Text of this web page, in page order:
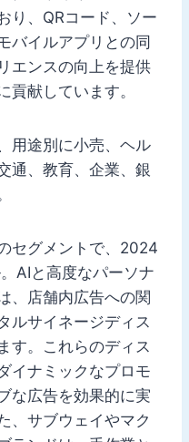
り、QRコード、ソー
バイルアプリとの同
エンスの向上を提供
貢献しています。
用途別に小売、ヘル
通、教育、企業、銀
セグメントで、2024
AIと高度なパーソナ
、店舗内広告への関
ルサイネージディス
す。これらのディス
イナミックなプロモ
な広告を効果的に実
、サブウェイやマク